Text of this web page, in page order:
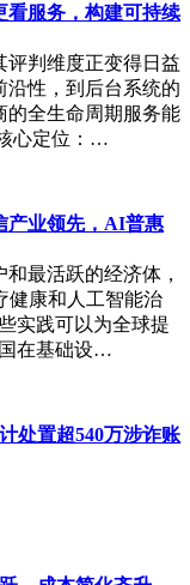
看服务，构建可持续
评判维度正变得日益
性，到后台系统的
的全生命周期服务能
心定位：…
产业领先，AI普惠
最活跃的经济体，
健康和人工智能治
实践可以为全球提
在基础设…
处置超540万涉诈账